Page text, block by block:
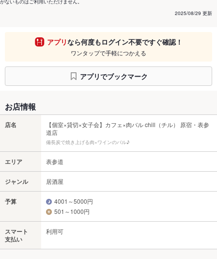
がないものはご利用いただけません。
2025/08/29 更新
アプリなら何度もログイン不要ですぐ確認！
ワンタップで手軽につかえる
アプリでブックマーク
お店情報
店名
【個室×貸切×女子会】カフェ×肉バル chill（チル） 原宿・表参
道店
備長炭で焼き上げる肉×ワインのバル♪
エリア 表参道
ジャンル 居酒屋
予算
4001～5000円
501～1000円
スマート
支払い
利用可